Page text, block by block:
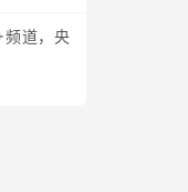
频道，央